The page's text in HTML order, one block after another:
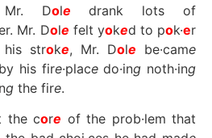
Mr. Dole drank lots of
Mr. Dole felt yoked to pok·er
his stroke, Mr. Dole be·came
his fire·placedo·ing noth·ing
ng the fire.
the core of the prob·lem that